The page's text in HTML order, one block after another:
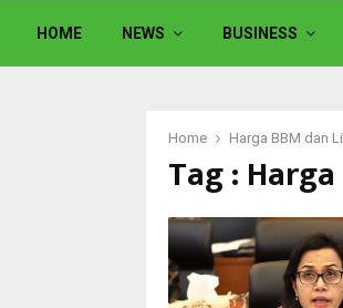
HOME NEWS BUSINESS
Home Harga BBM dan
Tag :